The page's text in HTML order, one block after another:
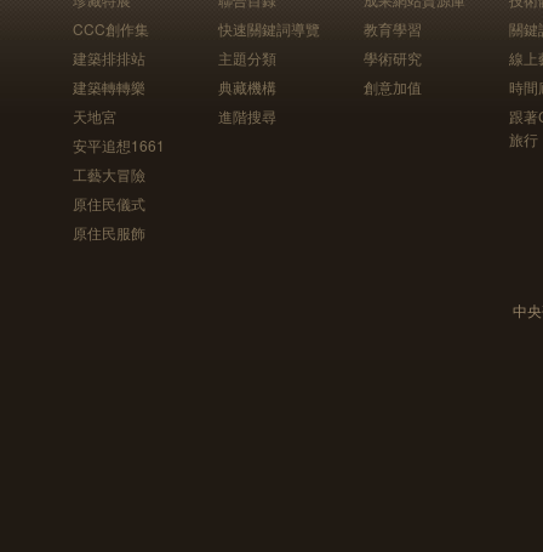
CCC創作集
建築排排站
建築轉轉樂
天地宮
安平追想1661
工藝大冒險
原住民儀式
原住民服飾
快速關鍵詞導覽
主題分類
典藏機構
進階搜尋
教育學習
學術研究
創意加值
關鍵
線上
時間
跟
旅行
中